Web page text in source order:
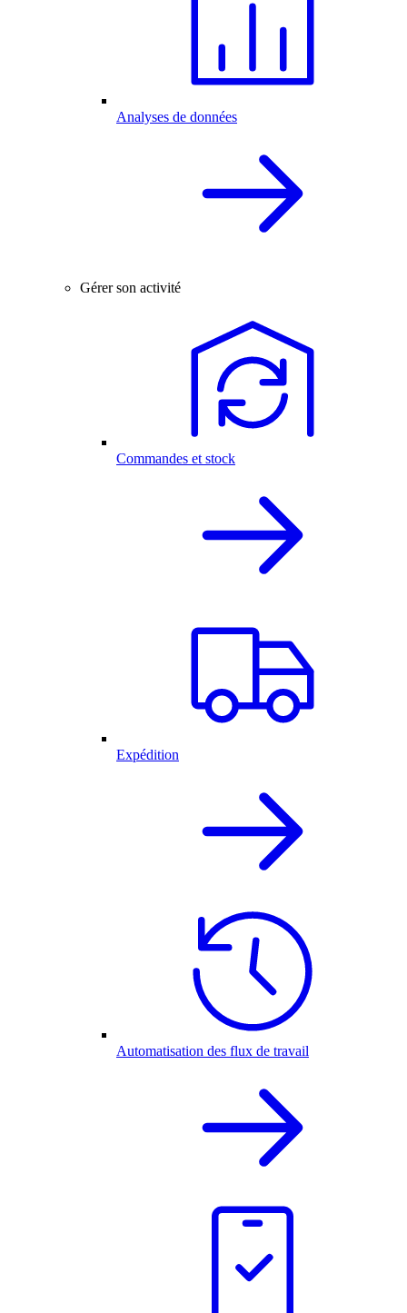
Analyses de données
Gérer son activité
Commandes et stock
Expédition
Automatisation des flux de travail